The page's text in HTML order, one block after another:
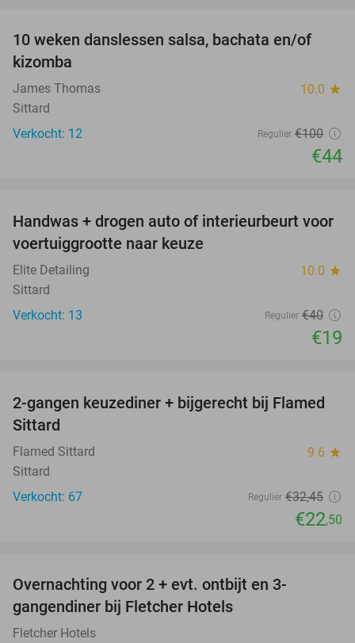
56%
10 weken danslessen salsa, bachata en/of
kizomba
James Thomas 10.0 star
Sittard
Verkocht: 12
Regulier €100
€44
53%
Handwas + drogen auto of interieurbeurt voor
voertuiggrootte naar keuze
Elite Detailing 10.0 star
Sittard
Verkocht: 13
Regulier €40
€19
31%
2-gangen keuzediner + bijgerecht bij Flamed
Sittard
Flamed Sittard 9.6 star
Sittard
Verkocht: 67
Regulier €32,45
€22,50
Overnachting voor 2 + evt. ontbijt en 3-
gangendiner bij Fletcher Hotels
Fletcher Hotels